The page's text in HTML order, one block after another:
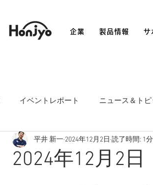
企業 製品情報 サ
イベントレポート ニュース＆トピ
2024年12月2
平井 新一 2024年12月2日 読了時間: 1分